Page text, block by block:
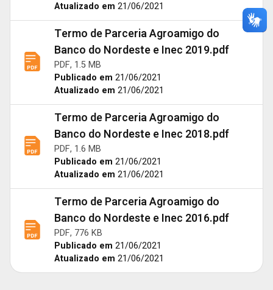
Atualizado em 21/06/2021
Termo de Parceria Agroamigo do
Banco do Nordeste e Inec 2019.pdf
PDF, 1.5 MB
Publicado em 21/06/2021
Atualizado em 21/06/2021
Termo de Parceria Agroamigo do
Banco do Nordeste e Inec 2018.pdf
PDF, 1.6 MB
Publicado em 21/06/2021
Atualizado em 21/06/2021
Termo de Parceria Agroamigo do
Banco do Nordeste e Inec 2016.pdf
PDF, 776 KB
Publicado em 21/06/2021
Atualizado em 21/06/2021